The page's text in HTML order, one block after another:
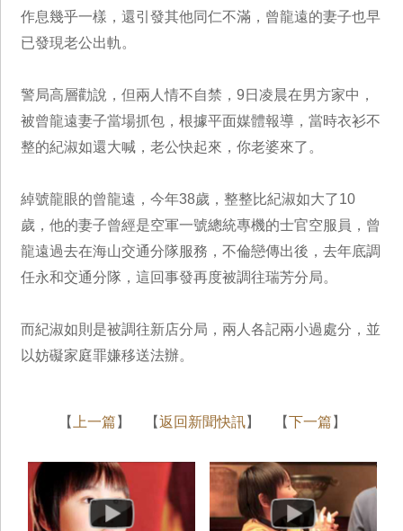
作息幾乎一樣，還引發其他同仁不滿，曾龍遠的妻子也早
已發現老公出軌。
警局高層勸說，但兩人情不自禁，9日凌晨在男方家中，
被曾龍遠妻子當場抓包，根據平面媒體報導，當時衣衫不
整的紀淑如還大喊，老公快起來，你老婆來了。
綽號龍眼的曾龍遠，今年38歲，整整比紀淑如大了10
歲，他的妻子曾經是空軍一號總統專機的士官空服員，曾
龍遠過去在海山交通分隊服務，不倫戀傳出後，去年底調
任永和交通分隊，這回事發再度被調往瑞芳分局。
而紀淑如則是被調往新店分局，兩人各記兩小過處分，並
以妨礙家庭罪嫌移送法辦。
【 上一篇 】 【返回新聞快訊】 【下一篇 】